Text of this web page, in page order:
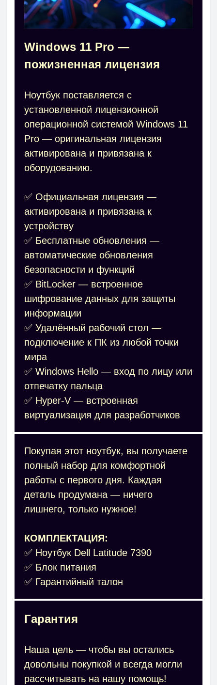
Windows 11 Pro —
пожизненная лицензия
Ноутбук поставляется с
установленной лицензионной
операционной системой Windows 11
Pro — оригинальная лицензия
активирована и привязана к
оборудованию.
✅ Официальная лицензия —
активирована и привязана к
устройству
✅ Бесплатные обновления —
автоматические обновления
безопасности и функций
✅ BitLocker — встроенное
шифрование данных для защиты
информации
✅ Удалённый рабочий стол —
подключение к ПК из любой точки
мира
✅ Windows Hello — вход по лицу или
отпечатку пальца
✅ Hyper-V — встроенная
виртуализация для разработчиков
Покупая этот ноутбук, вы получаете
полный набор для комфортной
работы с первого дня. Каждая
деталь продумана — ничего
лишнего, только нужное!
КОМПЛЕКТАЦИЯ:
✅ Ноутбук Dell Latitude 7390
✅ Блок питания
✅ Гарантийный талон
Гарантия
Наша цель — чтобы вы остались
довольны покупкой и всегда могли
рассчитывать на нашу помощь!